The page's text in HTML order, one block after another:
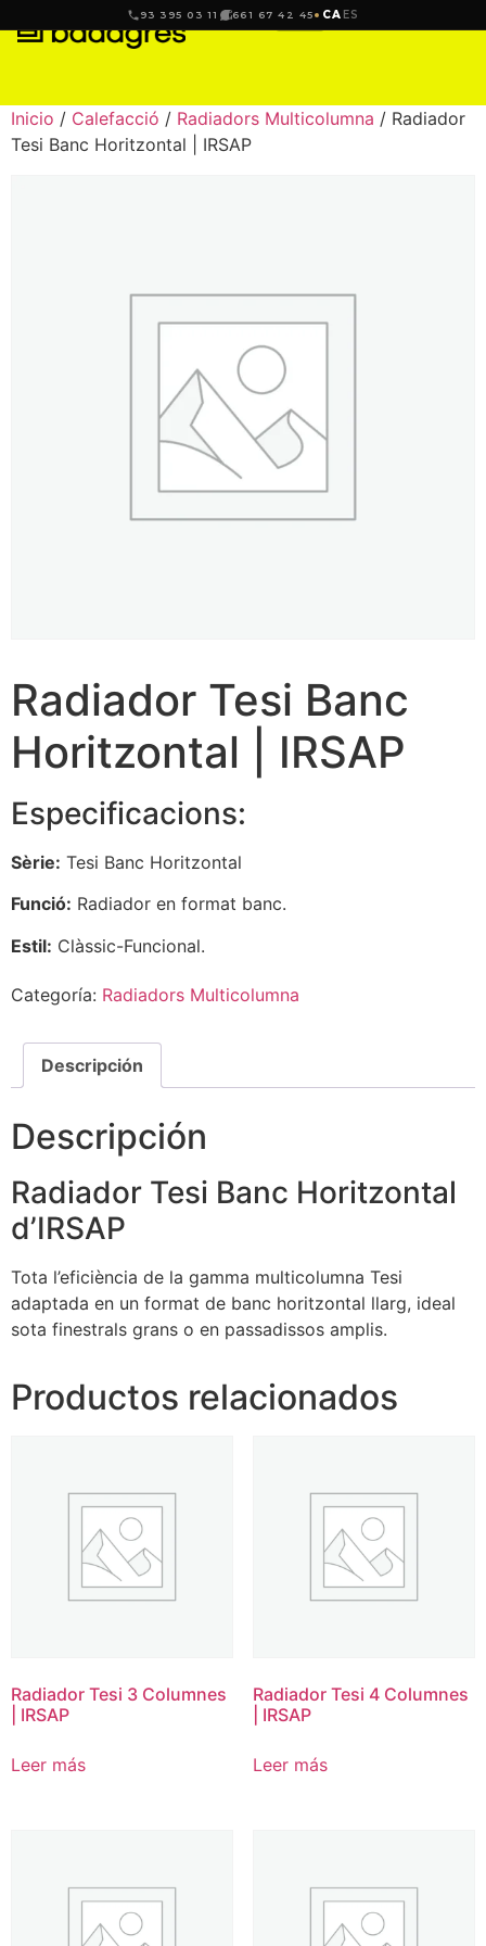
93 395 03 11 661 67 42 45 CA ES
Inicio / Calefacció / Radiadors Multicolumna / Radiador
Tesi Banc Horitzontal | IRSAP
Radiador Tesi Banc
Horitzontal | IRSAP
Especificacions:
Sèrie: Tesi Banc Horitzontal
Funció: Radiador en format banc.
Estil: Clàssic-Funcional.
Categoría: Radiadors Multicolumna
Descripción
Descripción
Radiador Tesi Banc Horitzontal
d’IRSAP
Tota l’eficiència de la gamma multicolumna Tesi
adaptada en un format de banc horitzontal llarg, ideal
sota finestrals grans o en passadissos amplis.
Productos relacionados
Radiador Tesi 3 Columnes
| IRSAP
Leer más
Radiador Tesi 4 Columnes
| IRSAP
Leer más